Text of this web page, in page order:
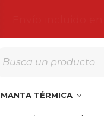
MANTA TÉRMICA